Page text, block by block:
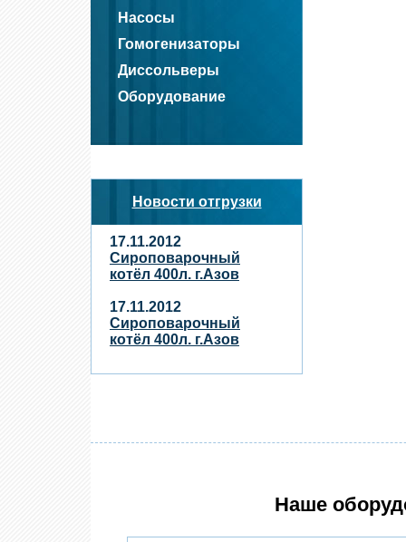
Насосы
Гомогенизаторы
Диссольверы
Оборудование
Новости отгрузки
17.11.2012
Сироповарочный
котёл 400л. г.Азов
17.11.2012
Сироповарочный
котёл 400л. г.Азов
Наше